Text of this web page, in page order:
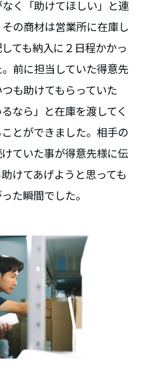
く「助けてほしい」と連
の商材は営業所に在庫し
ても納入に２日程かかっ
前に担当していた得意先
も助けてもらっていた
なら」と在庫を渡してく
とができました。相手の
ていた事が得意先様に伝
けてあげようと思っても
た瞬間でした。